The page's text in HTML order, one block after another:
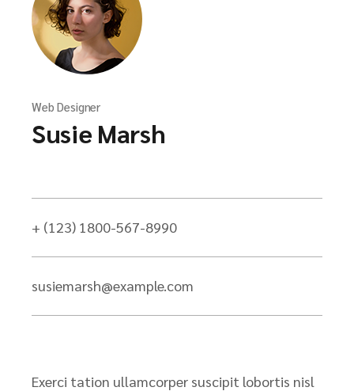
Web Designer
Susie Marsh
+ (123) 1800-567-8990
susiemarsh@example.com
Exerci tation ullamcorper suscipit lobortis nisl